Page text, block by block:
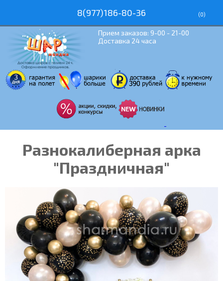
8(977)186-80-36 (0)
Прием заказов: 9-00 - 21-00
Доставка 24 часа
Разнокалиберная арка
"Праздничная"